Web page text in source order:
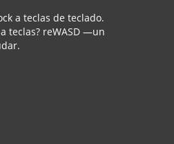
a teclas de teclado.
teclas? reWASD —un